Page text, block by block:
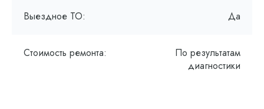
Выездное ТО: Да
Стоимость ремонта:
По результатам
диагностики